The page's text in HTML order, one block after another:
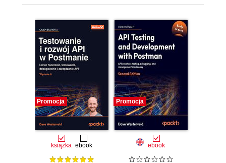
Promocja
książka ebook
Promocja
ebook